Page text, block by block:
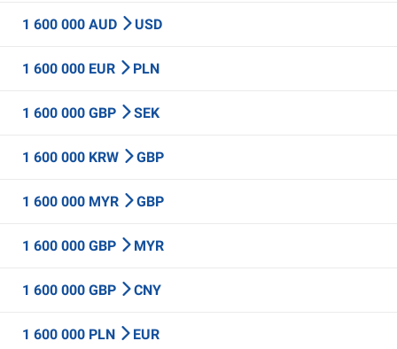
1 600 000 AUD USD
1 600 000 EUR PLN
1 600 000 GBP SEK
1 600 000 KRW GBP
1 600 000 MYR GBP
1 600 000 GBP MYR
1 600 000 GBP CNY
1 600 000 PLN EUR